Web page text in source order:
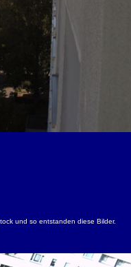
und so entstanden diese Bilder.